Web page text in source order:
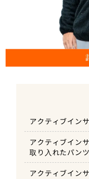
アクティブイン
アクティブ
アクティブ
ある①化繊綿
プ
②化繊綿
アクティブイン
取り入れたパン
アクティブイン
アクティブイ
①レイヤ
アクティブイ